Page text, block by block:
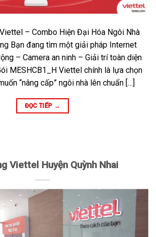
– Combo Hiện Đại Hóa Ngôi Nhà
Bạn đang tìm một giải pháp Internet
– Camera an ninh – Giải trí toàn diện
MESHCB1_H Viettel chính là lựa chọn
“nâng cấp” ngôi nhà lên chuẩn […]
ĐỌC TIẾP →
Viettel Huyện Quỳnh Nhai